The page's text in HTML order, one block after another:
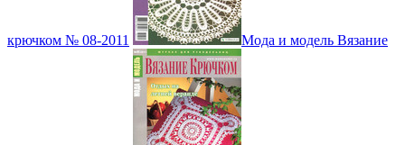
крючком № 08-2011 Мода и модель Вязание